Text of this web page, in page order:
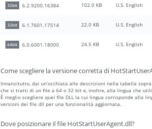
32bit 6.2.9200.16384 102.0 KB U.S. English
32bit 6.1.7601.17514 22.0 KB U.S. English
64bit 6.0.6001.18000 24.5 KB U.S. English
Come scegliere la versione corretta di
Innanzitutto, dai un’occhiata alle descrizioni nella tabella
che si tratti di un file a 64 o 32 bit e, inoltre, alla lingua che
È meglio scegliere quei file DLL la cui lingua corrisponde alla
versioni dei file dll per una funzionalità aggiornata.
Dove posizionare il file HotStartUserAgent.dll?